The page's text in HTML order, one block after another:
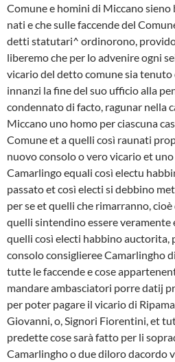
Comune e homini di Miccano
nati e che sulle faccende del
detti statutari^ ordinorono,
liberemo che per lo advenire ogni
vicario del detto co­mune sia
innanzi la fine del suo ufficio alla
condennato di fac­to, ragunar nella
Miccano uno homo per ciascuna
Comune et a quelli così raunati
nuovo consolo o vero vicario et
Camarlingo equali così electu
pas­sato et così electi si debbino
per se et quelli che ri­marranno,
quelli sintendino essere veramente
quelli così electi hab­bino auctorita,
consolo consiglieree Camarlingho
tutte le faccende e cose
mandare ambasciatori porre datij
per poter pagare il vicario di
Giovanni, o, Signori Fiorentini, et
predette cose sa­rà fatto per li
Camarlingho o due diloro dacordo